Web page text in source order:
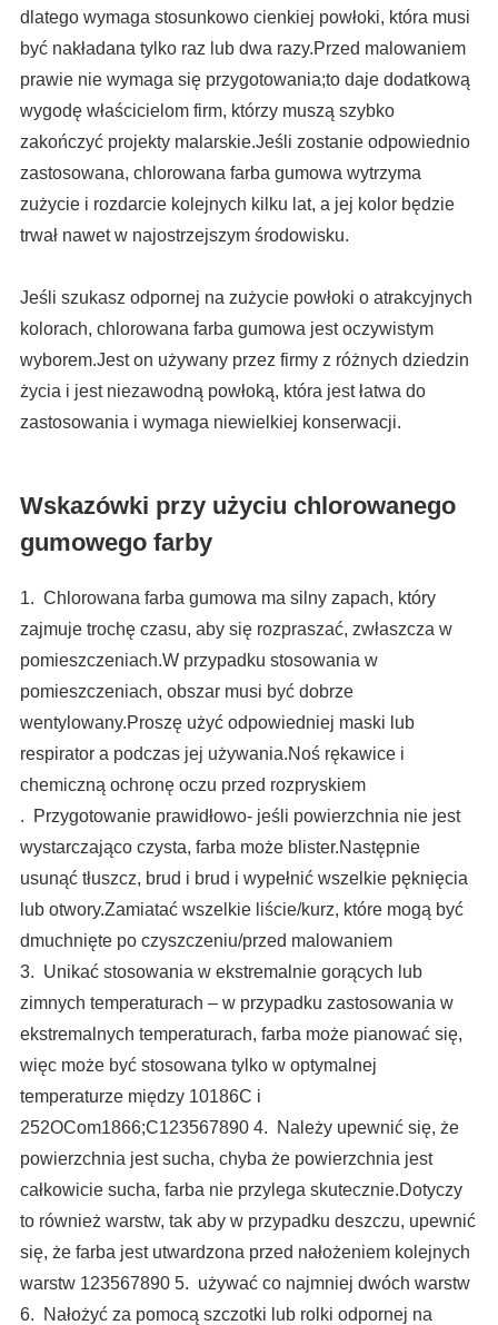
dlatego wymaga stosunkowo cienkiej powłoki, która musi
być nakładana tylko raz lub dwa razy.Przed malowaniem
prawie nie wymaga się przygotowania;to daje dodatkową
wygodę właścicielom firm, którzy muszą szybko
zakończyć projekty malarskie.Jeśli zostanie odpowiednio
zastosowana, chlorowana farba gumowa wytrzyma
zużycie i rozdarcie kolejnych kilku lat, a jej kolor będzie
trwał nawet w najostrzejszym środowisku.
Jeśli szukasz odpornej na zużycie powłoki o atrakcyjnych
kolorach, chlorowana farba gumowa jest oczywistym
wyborem.Jest on używany przez firmy z różnych dziedzin
życia i jest niezawodną powłoką, która jest łatwa do
zastosowania i wymaga niewielkiej konserwacji.
Wskazówki przy użyciu chlorowanego
gumowego farby
1. Chlorowana farba gumowa ma silny zapach, który
zajmuje trochę czasu, aby się rozpraszać, zwłaszcza w
pomieszczeniach.W przypadku stosowania w
pomieszczeniach, obszar musi być dobrze
wentylowany.Proszę użyć odpowiedniej maski lub
respirator a podczas jej używania.Noś rękawice i
chemiczną ochronę oczu przed rozpryskiem
. Przygotowanie prawidłowo- jeśli powierzchnia nie jest
wystarczająco czysta, farba może blister.Następnie
usunąć tłuszcz, brud i brud i wypełnić wszelkie pęknięcia
lub otwory.Zamiatać wszelkie liście/kurz, które mogą być
dmuchnięte po czyszczeniu/przed malowaniem
3. Unikać stosowania w ekstremalnie gorących lub
zimnych temperaturach – w przypadku zastosowania w
ekstremalnych temperaturach, farba może pianować się,
więc może być stosowana tylko w optymalnej
temperaturze między 10186C i
252OCom1866;C123567890 4. Należy upewnić się, że
powierzchnia jest sucha, chyba że powierzchnia jest
całkowicie sucha, farba nie przylega skutecznie.Dotyczy
to również warstw, tak aby w przypadku deszczu, upewnić
się, że farba jest utwardzona przed nałożeniem kolejnych
warstw 123567890 5. używać co najmniej dwóch warstw
6. Nałożyć za pomocą szczotki lub rolki odpornej na